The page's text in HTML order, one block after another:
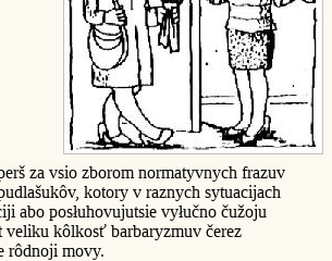
za vsio zborom normatyvnych frazuv
kotory v raznych sytuacijach
abo posłuhovujutsie vyłučno čužoju
veliku kôlkosť barbaryzmuv čerez
rôdnoji movy.